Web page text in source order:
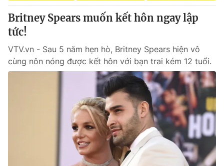
Britney Spears muốn kết hôn ngay lập
tức!
VTV.vn - Sau 5 năm hẹn hò, Britney Spears hiện vô
cùng nôn nóng được kết hôn với bạn trai kém 12 tuổi.